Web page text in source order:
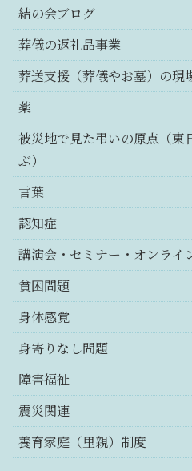
結の会ブログ
葬儀の返礼品事業
葬送支援（葬儀やお墓）の現
薬
被災地で見た弔いの原点（東
ぶ）
言葉
認知症
講演会・セミナー・オンライ
貧困問題
身体感覚
身寄りなし問題
障害福祉
震災関連
養育家庭（里親）制度